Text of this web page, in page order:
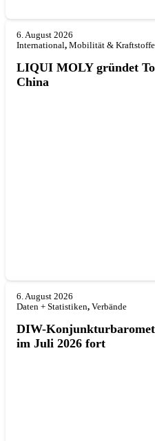
6. August 2026
International, Mobilität & Kraftstoffe
LIQUI MOLY gründet
China
6. August 2026
Daten + Statistiken, Verbände
DIW-
im Juli 2026 fort